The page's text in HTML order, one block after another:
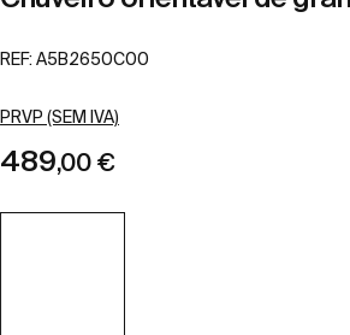
REF: A5B2650C00
PRVP (SEM IVA)
489,00 €